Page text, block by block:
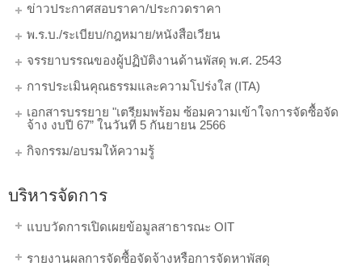
ข่าวประกาศสอบราคา/ประกวดราคา
พ.ร.บ./ระเบียบ/กฎหมาย/หนังสือเวียน
จรรยาบรรณของผู้ปฏิบัติงานด้านพัสดุ พ.ศ. 2543
การประเมินคุณธรรมและความโปร่งใส (ITA)
เอกสารบรรยาย "เตรียมพร้อม ซ้อมความเข้าใจการจัดซื้อจัด
จ้าง งบปี 67” ในวันที่ 5 กันยายน 2566
กิจกรรม/อบรมให้ความรู้
บริหารจัดการ
แบบวัดการเปิดเผยข้อมูลสาธารณะ OIT
รายงานผลการจัดซื้อจัดจ้างหรือการจัดหาพัสดุ